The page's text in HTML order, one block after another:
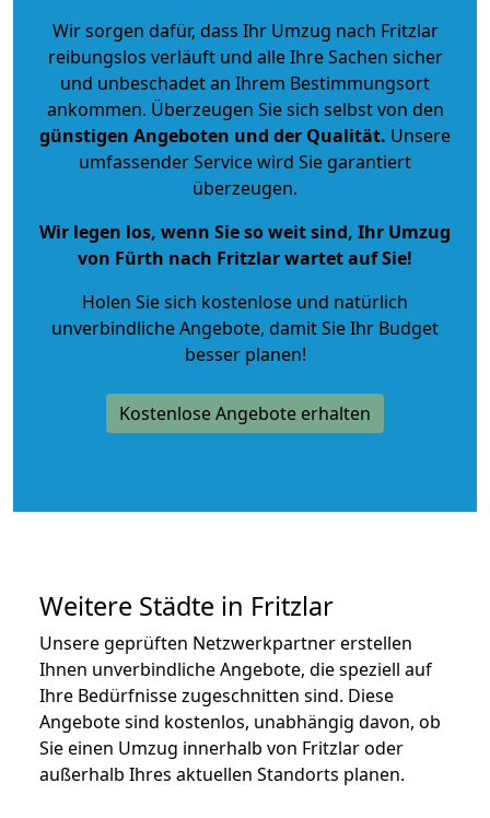
Wir sorgen dafür, dass Ihr Umzug nach Fritzlar
reibungslos verläuft und alle Ihre Sachen sicher
und unbeschadet an Ihrem Bestimmungsort
ankommen. Überzeugen Sie sich selbst von den
günstigen Angeboten und der Qualität. Unsere
umfassender Service wird Sie garantiert
überzeugen.
Wir legen los, wenn Sie so weit sind, Ihr Umzug
von Fürth nach Fritzlar wartet auf Sie!
Holen Sie sich kostenlose und natürlich
unverbindliche Angebote, damit Sie Ihr Budget
besser planen!
Kostenlose Angebote erhalten
Weitere Städte in Fritzlar
Unsere geprüften Netzwerkpartner erstellen
Ihnen unverbindliche Angebote, die speziell auf
Ihre Bedürfnisse zugeschnitten sind. Diese
Angebote sind kostenlos, unabhängig davon, ob
Sie einen Umzug innerhalb von Fritzlar oder
außerhalb Ihres aktuellen Standorts planen.